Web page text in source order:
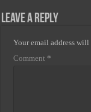
Leave a Reply
Your email address will
Comment *